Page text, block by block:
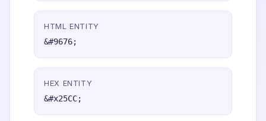
HTML ENTITY
&#9676;
HEX ENTITY
&#x25CC;